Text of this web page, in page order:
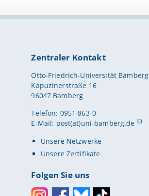
Zentraler Kontakt
Otto-Friedrich-Universität Bamberg
Kapuzinerstraße 16
96047 Bamberg
Telefon: 0951 863-0
E-Mail: post(at)uni-bamberg.de
Unsere Netzwerke
Unsere Zertifikate
Folgen Sie uns